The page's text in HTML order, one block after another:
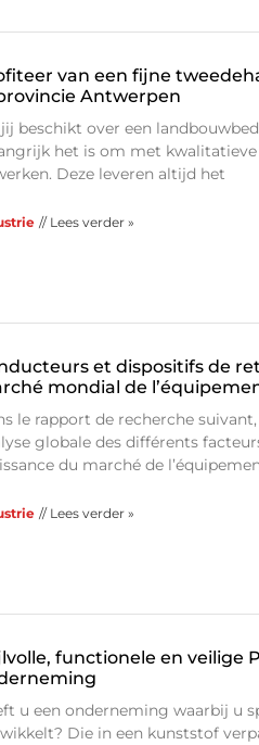
van een fijne
Antwerpen
beschikt over een
het is om met
Deze leveren altijd het
// Lees verder »
et dispositifs de
mondial de
le rapport de recherche
globale des différents
du marché de
// Lees verder »
functionele en veilige
u een onderneming waarbij u
Die in een kunststof